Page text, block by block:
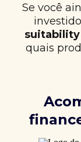
Se você
suitability
quais